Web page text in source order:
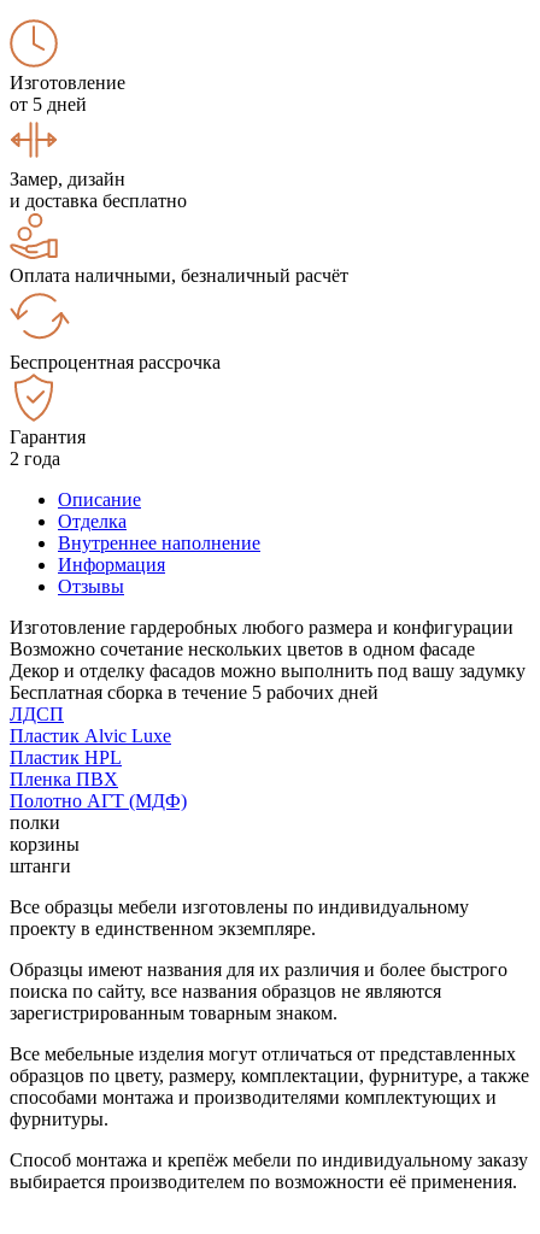
Изготовление
от 5 дней
Замер, дизайн
и доставка бесплатно
Оплата наличными, безналичный расчёт
Беспроцентная рассрочка
Гарантия
2 года
Описание
Отделка
Внутреннее наполнение
Информация
Отзывы
Изготовление гардеробных любого размера и конфигурации
Возможно сочетание нескольких цветов в одном фасаде
Декор и отделку фасадов можно выполнить под вашу задумку
Бесплатная сборка в течение 5 рабочих дней
ЛДСП
Пластик Alvic Luxe
Пластик HPL
Пленка ПВХ
Полотно АГТ (МДФ)
полки
корзины
штанги
Все образцы мебели изготовлены по индивидуальному
проекту в единственном экземпляре.
Образцы имеют названия для их различия и более быстрого
поиска по сайту, все названия образцов не являются
зарегистрированным товарным знаком.
Все мебельные изделия могут отличаться от представленных
образцов по цвету, размеру, комплектации, фурнитуре, а также
способами монтажа и производителями комплектующих и
фурнитуры.
Способ монтажа и крепёж мебели по индивидуальному заказу
выбирается производителем по возможности её применения.